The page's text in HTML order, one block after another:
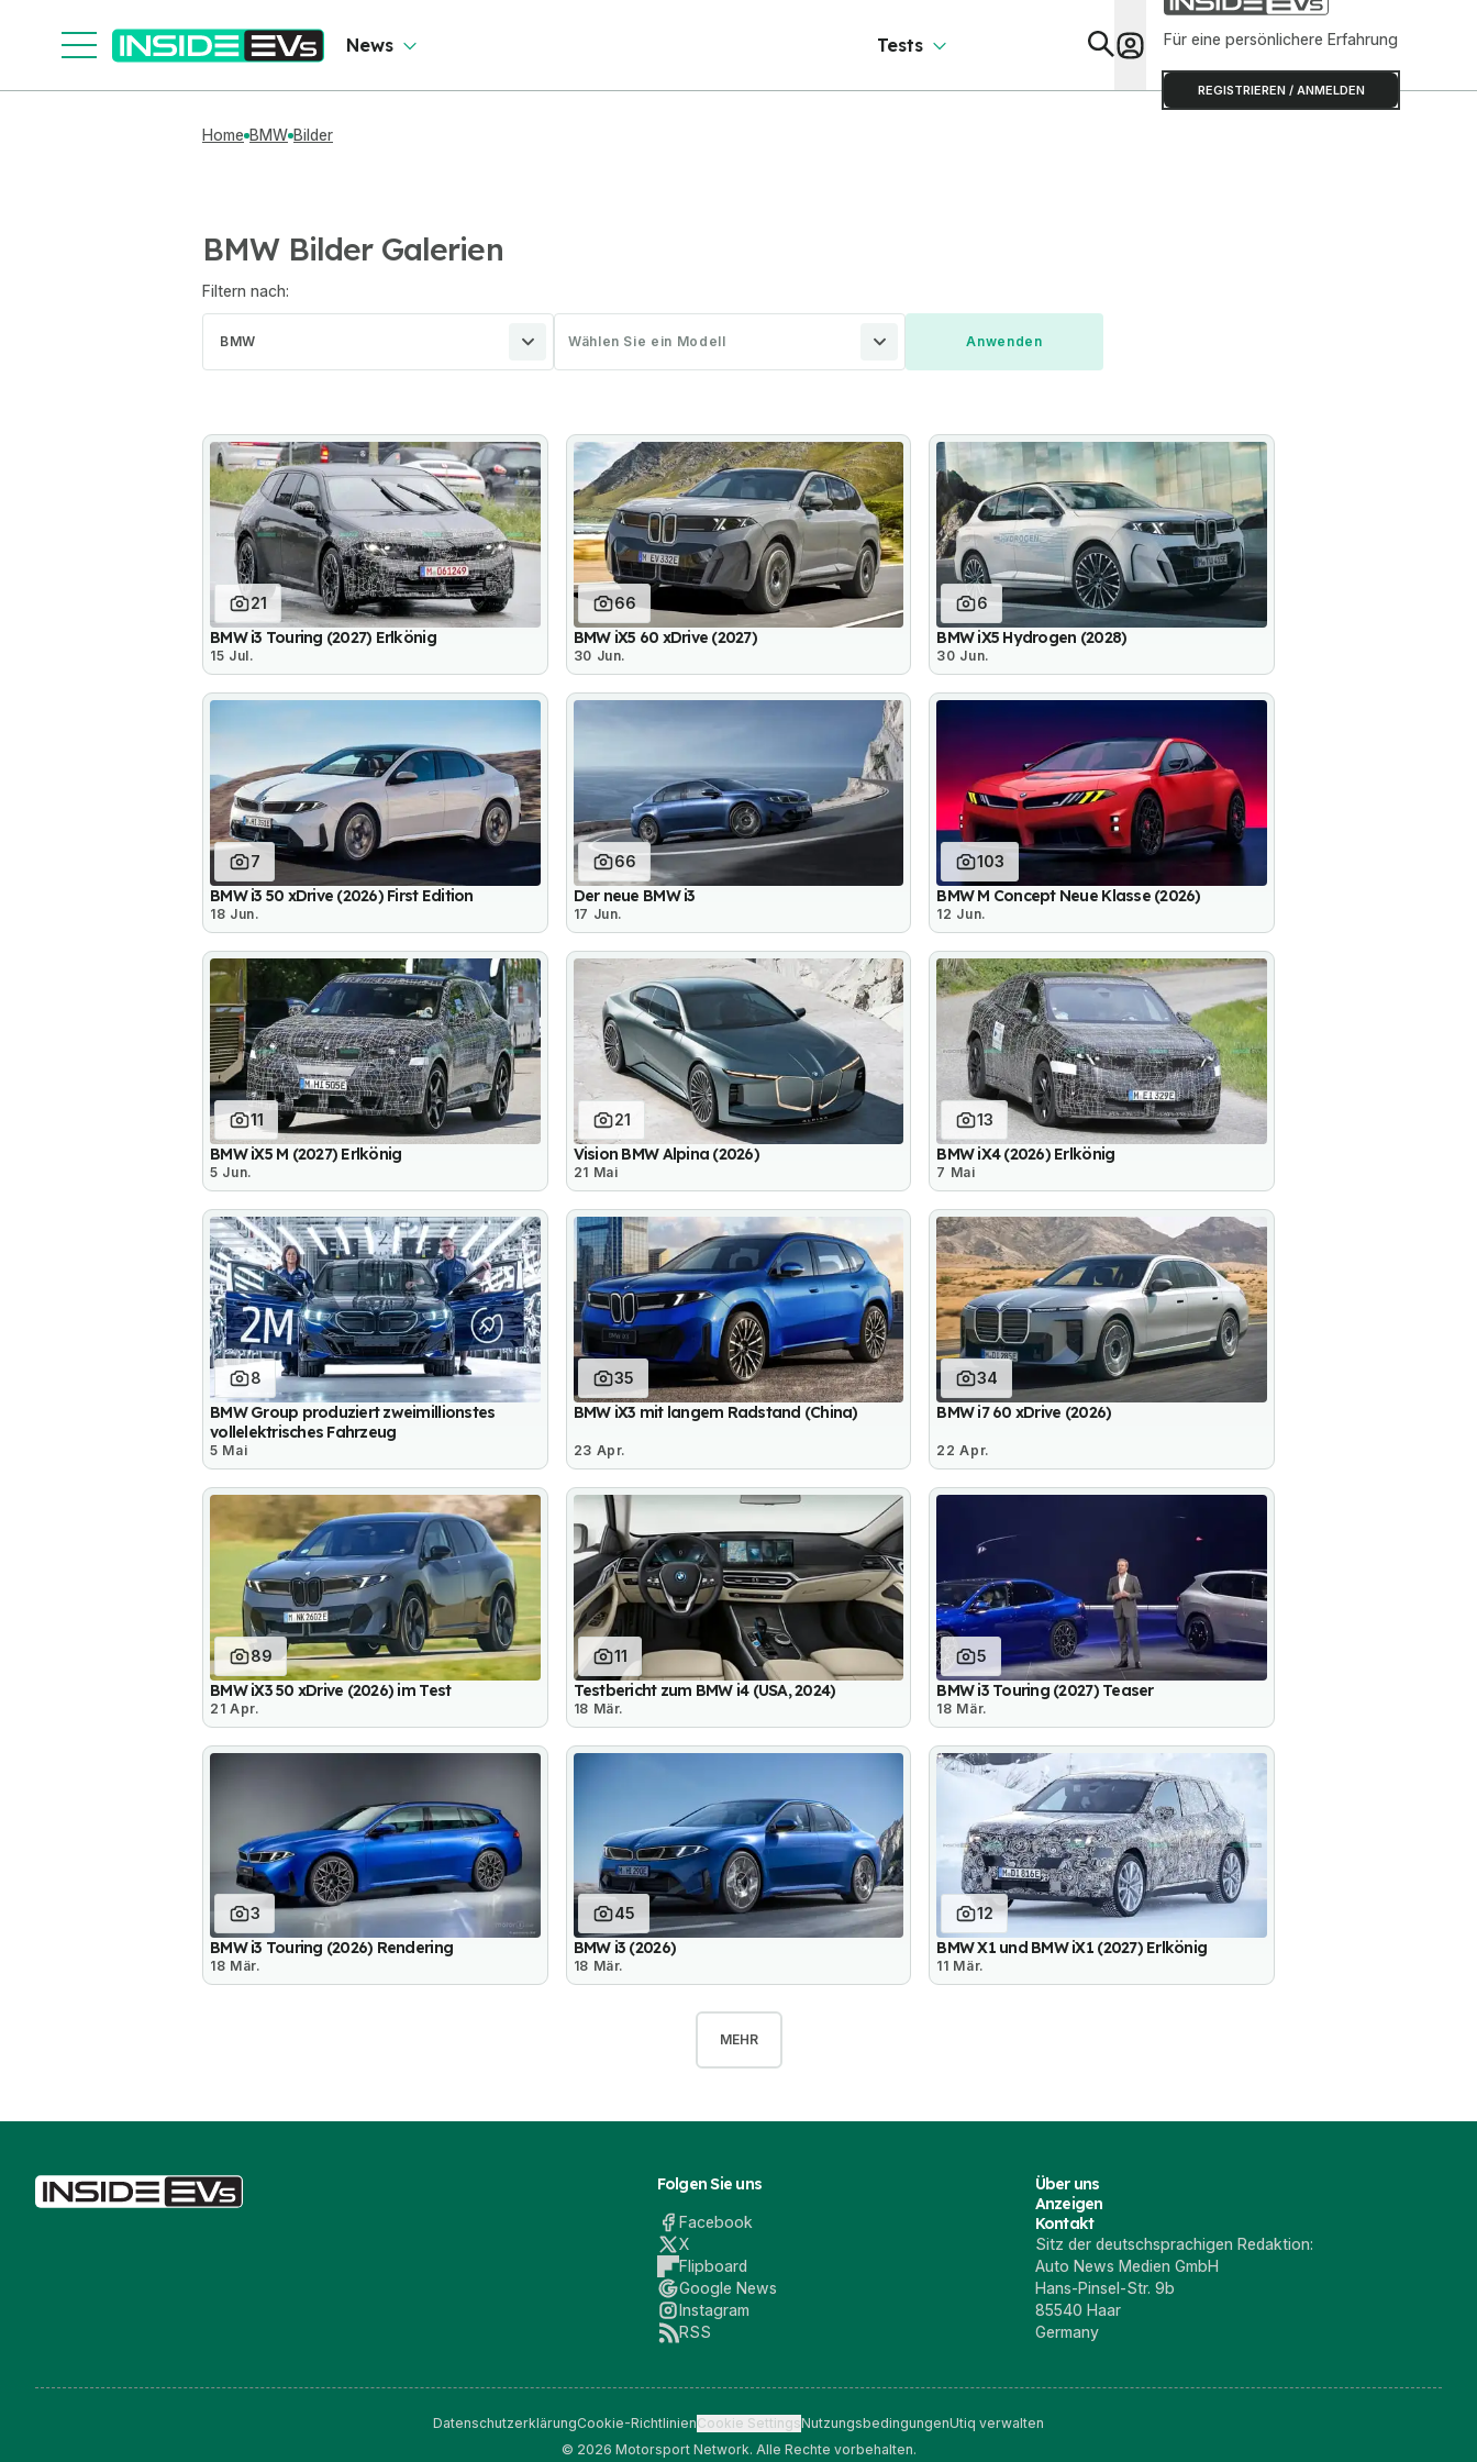
News Tests Für eine persönlichere Erfahrung
REGISTRIEREN / ANMELDEN
Home BMW Bilder
BMW Bilder Galerien
Filtern nach:
BMW Wählen Sie ein Modell
21
BMW i3 Touring (2027) Erlkönig
15 Jul.
66
BMW iX5 60 xDrive (2027)
30 Jun.
6
BMW iX5 Hydrogen (2028)
30 Jun.
7
BMW i3 50 xDrive (2026) First Edition
18 Jun.
66
Der neue BMW i3
17 Jun.
103
BMW M Concept Neue Klasse (2026)
12 Jun.
11
BMW iX5 M (2027) Erlkönig
5 Jun.
21
Vision BMW Alpina (2026)
21 Mai
13
BMW iX4 (2026) Erlkönig
7 Mai
8
BMW Group produziert zweimillionstes
vollelektrisches Fahrzeug
5 Mai
35
BMW iX3 mit langem Radstand (China)
23 Apr.
34
BMW i7 60 xDrive (2026)
22 Apr.
89
BMW iX3 50 xDrive (2026) im Test
21 Apr.
11
Testbericht zum BMW i4 (USA, 2024)
18 Mär.
5
BMW i3 Touring (2027) Teaser
18 Mär.
3
BMW i3 Touring (2026) Rendering
18 Mär.
45
BMW i3 (2026)
18 Mär.
12
BMW X1 und BMW iX1 (2027) Erlkönig
11 Mär.
MEHR
Folgen Sie uns
Facebook
X
Flipboard
Google News
Instagram
RSS
Über uns
Anzeigen
Kontakt
Sitz der deutschsprachigen Redaktion:
Auto News Medien GmbH
Hans-Pinsel-Str. 9b
85540 Haar
Germany
DatenschutzerklärungCookie-RichtlinienCookie SettingsNutzungsbedingungenUtiq verwalten
© 2026 Motorsport Network. Alle Rechte vorbehalten.